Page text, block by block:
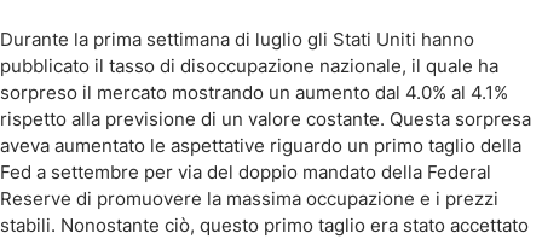
Durante la prima settimana di luglio gli Stati Uniti hanno
pubblicato il tasso di disoccupazione nazionale, il quale ha
sorpreso il mercato mostrando un aumento dal 4.0% al 4.1%
rispetto alla previsione di un valore costante. Questa sorpresa
aveva aumentato le aspettative riguardo un primo taglio della
Fed a settembre per via del doppio mandato della Federal
Reserve di promuovere la massima occupazione e i prezzi
stabili. Nonostante ciò, questo primo taglio era stato accettato